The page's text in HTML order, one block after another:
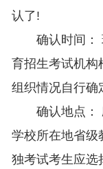
认了!
确认时间：
育招生考试机构
组织情况自行确
确认地点：
学校所在地省级
独考试考生应选